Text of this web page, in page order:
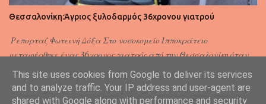
Θεσσαλονίκη:Άγριος ξυλοδαρμός 36χρονου γιατρού
Ρεπορταζ Φωτεινή Δόξα Στο νοσοκομείο Ιπποκράτειο
μεταφέρθηκε ένας 36χρονος γιατρός από την Θεσσαλονίκη,όταν
για ασήμαντη αφορμή ξυλοκοπήθηκε από αγνώστους στο κέντρο
της πόλης,εν ώρα οδήγησης. Το περιστατικό σημειώθηκε πλησίον της
Βασίλισσας Όλγας και Πέτρου Συνδίκα,όταν τέσσερις άνδρες
This site uses cookies from Google to deliver its services
and to analyze traffic. Your IP address and user-agent are
shared with Google along with performance and security